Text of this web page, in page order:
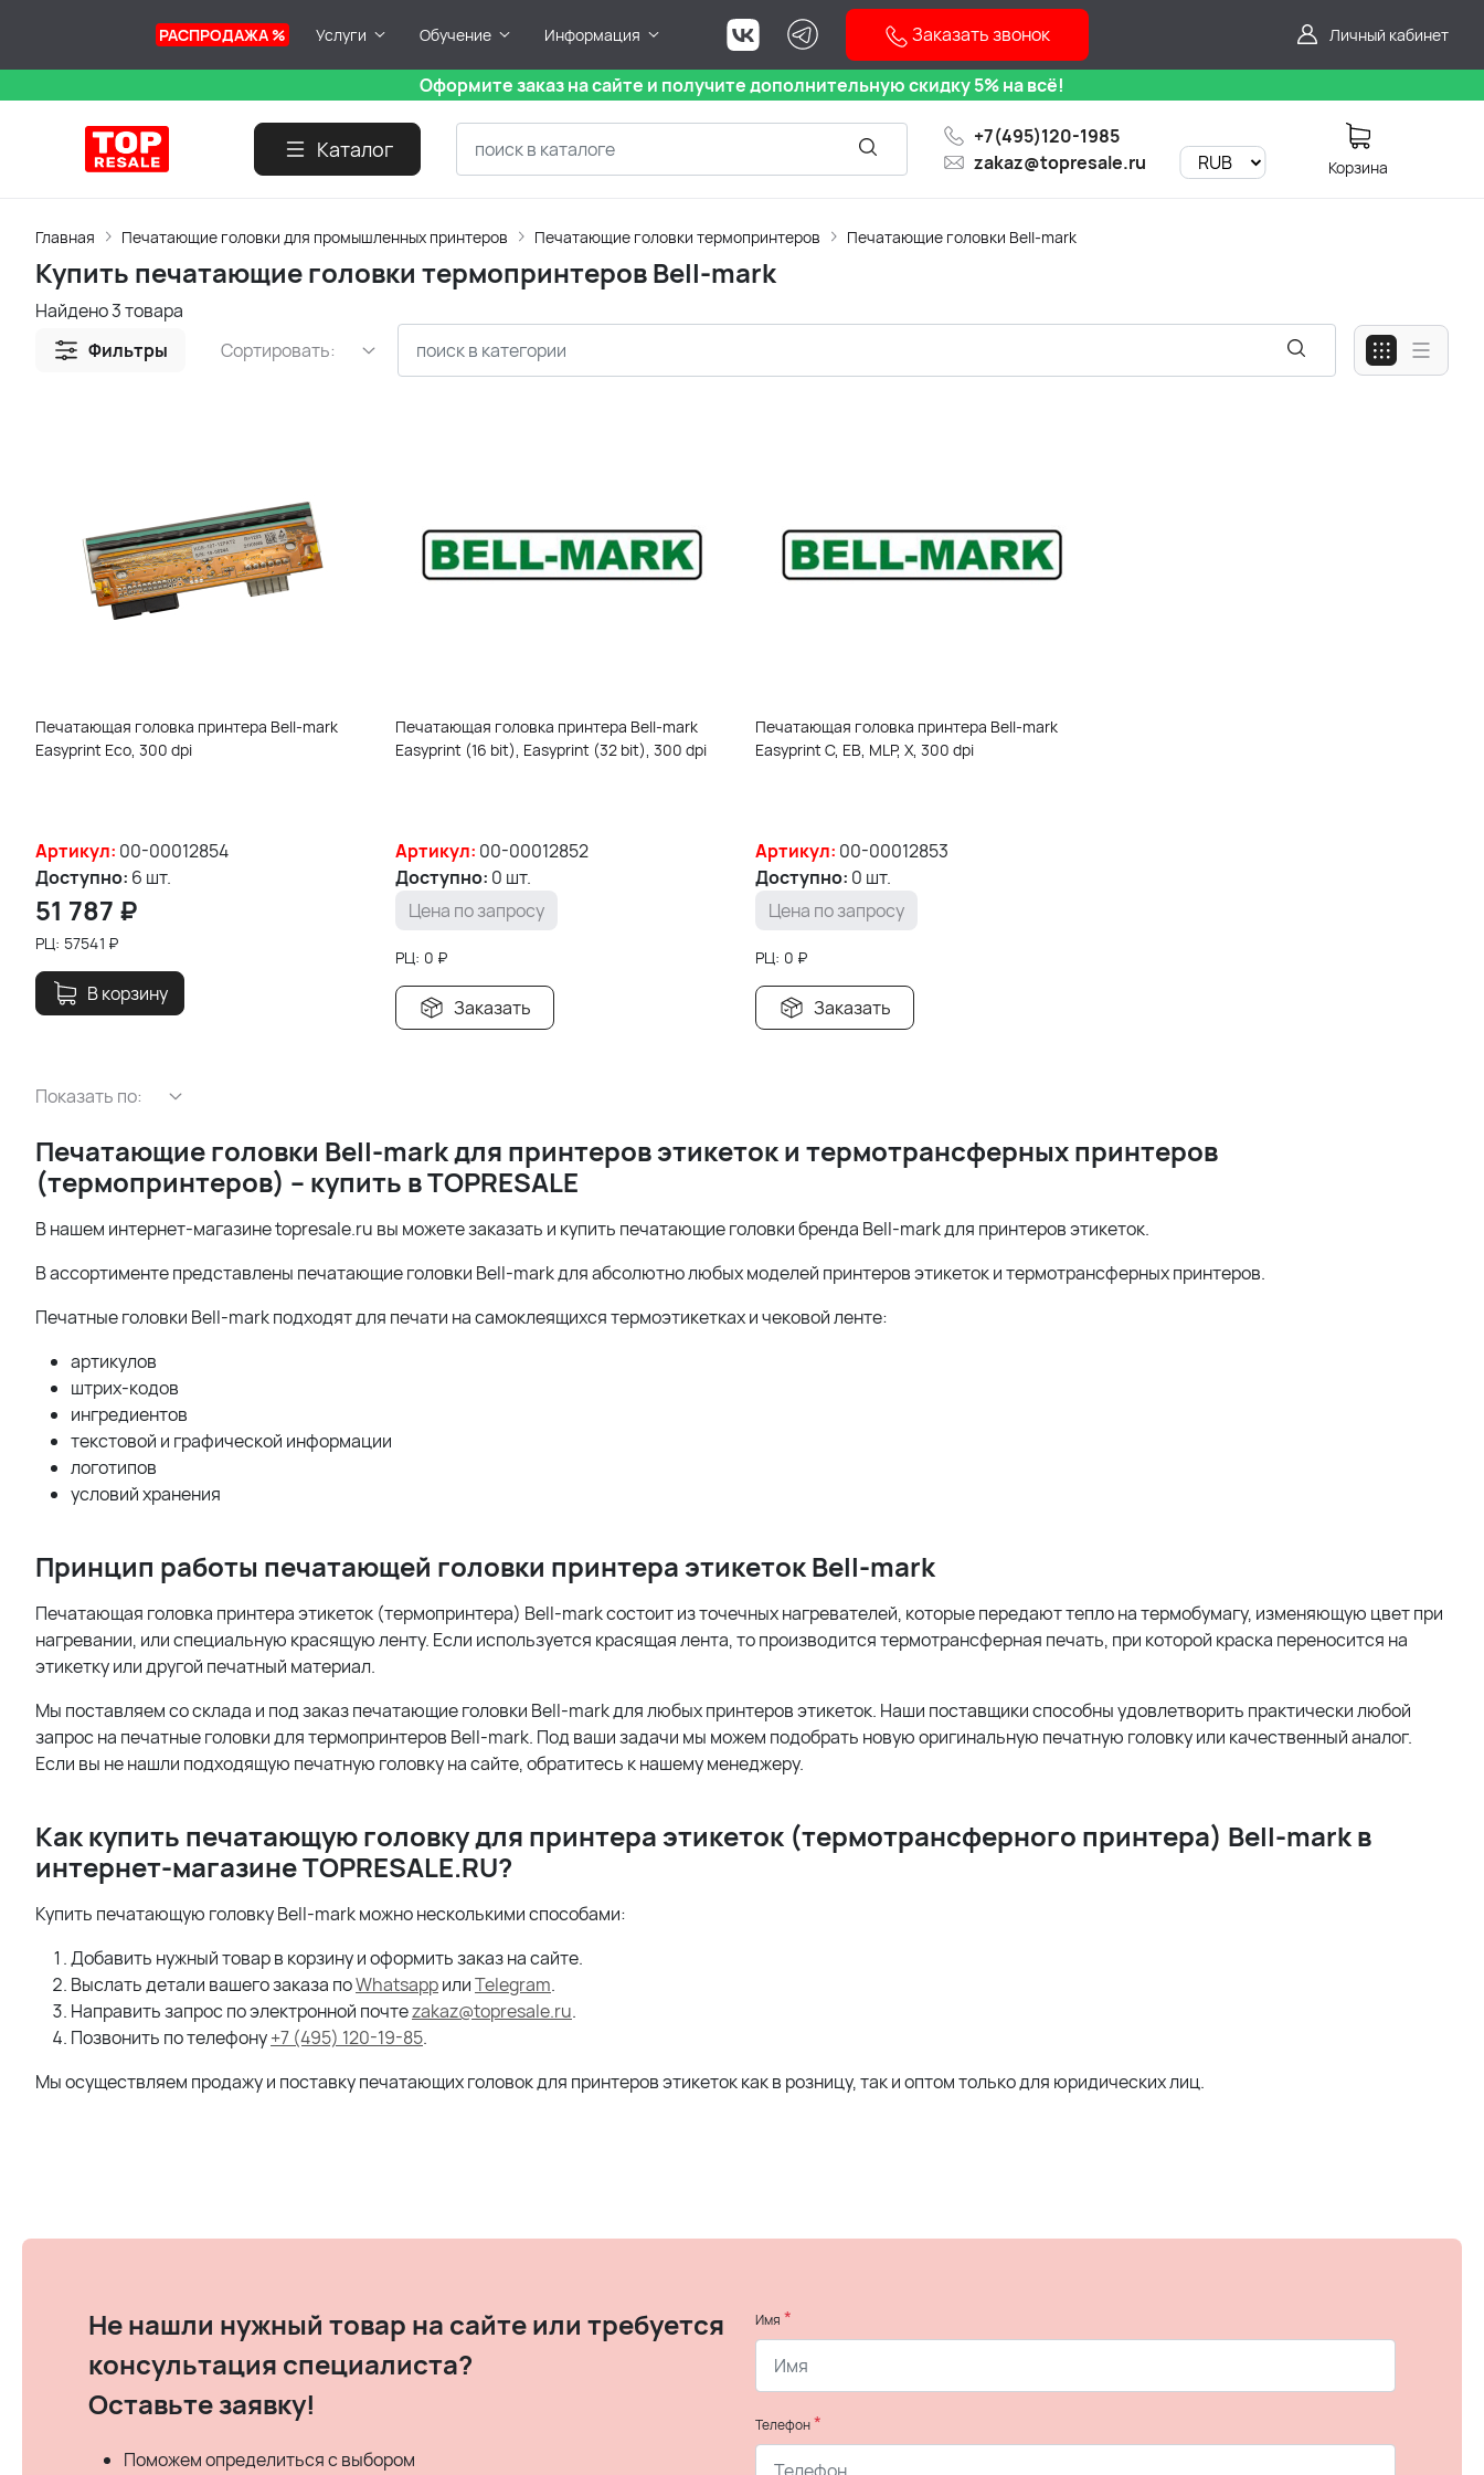
РАСПРОДАЖА % Услуги Обучение Информация Заказать звонок Личный кабинет
Оформите заказ на сайте и получите дополнительную скидку 5% на всё!
Каталог
+7(495)120-1985
zakaz@topresale.ru
Корзина
Главная Печатающие головки для промышленных принтеров Печатающие головки термопринтеров Печатающие головки Bell-mark
Купить печатающие головки термопринтеров Bell-mark
Найдено 3 товара
Фильтры
Сортировать:
Печатающая головка принтера Bell-mark
Easyprint Eco, 300 dpi
Артикул: 00-00012854
Доступно: 6 шт.
51 787 ₽
РЦ: 57541 ₽
В корзину
Печатающая головка принтера Bell-mark
Easyprint (16 bit), Easyprint (32 bit), 300 dpi
Артикул: 00-00012852
Доступно: 0 шт.
Цена по запросу
РЦ: 0 ₽
Заказать
Печатающая головка принтера Bell-mark
Easyprint C, EB, MLP, X, 300 dpi
Артикул: 00-00012853
Доступно: 0 шт.
Цена по запросу
РЦ: 0 ₽
Заказать
Показать по:
Печатающие головки Bell-mark для принтеров этикеток и термотрансферных принтеров
(термопринтеров) – купить вTOPRESALE
В нашем интернет-магазине topresale.ru вы можете заказать и купить печатающие головки бренда Bell-mark для принтеров этикеток.
В ассортименте представлены печатающие головки Bell-mark для абсолютно любых моделей принтеров этикеток и термотрансферных принтеров.
Печатные головки Bell-mark подходят для печати на самоклеящихся термоэтикетках и чековой ленте:
артикулов
штрих-кодов
ингредиентов
текстовой и графической информации
логотипов
условий хранения
Принцип работы печатающей головки принтера этикетокBell-mark
Печатающая головка принтера этикеток (термопринтера) Bell-mark состоит из точечных нагревателей, которые передают тепло на термобумагу, изменяющую цвет при
нагревании, или специальную красящую ленту. Если используется красящая лента, то производится термотрансферная печать, при которой краска переносится на
этикетку или другой печатный материал.
Мы поставляем со склада и под заказ печатающие головки Bell-mark для любых принтеров этикеток. Наши поставщики способны удовлетворить практически любой
запрос на печатные головки для термопринтеров Bell-mark. Под ваши задачи мы можем подобрать новую оригинальную печатную головку или качественный аналог.
Если вы не нашли подходящую печатную головку на сайте, обратитесь к нашему менеджеру.
Как купить печатающую головку для принтера этикеток (термотрансферного принтера) Bell-mark в
интернет-магазинеTOPRESALE.RU?
Купить печатающую головку Bell-mark можно несколькими способами:
Добавить нужный товар в корзину и оформить заказ на сайте.
Выслать детали вашего заказа поWhatsappилиTelegram.
Направить запрос по электронной почтеzakaz@topresale.ru.
Позвонить по телефону+7 (495) 120-19-85.
Мы осуществляем продажу и поставку печатающих головок для принтеров этикеток как в розницу, так и оптом только для юридических лиц.
Не нашли нужный товар на сайте или требуется
консультация специалиста?
Оставьте заявку!
Поможем определиться с выбором
Имя *
Телефон*